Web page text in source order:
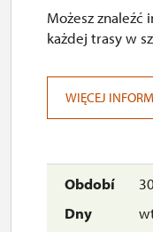
Możesz
każdej trasy w
WIĘCEJ